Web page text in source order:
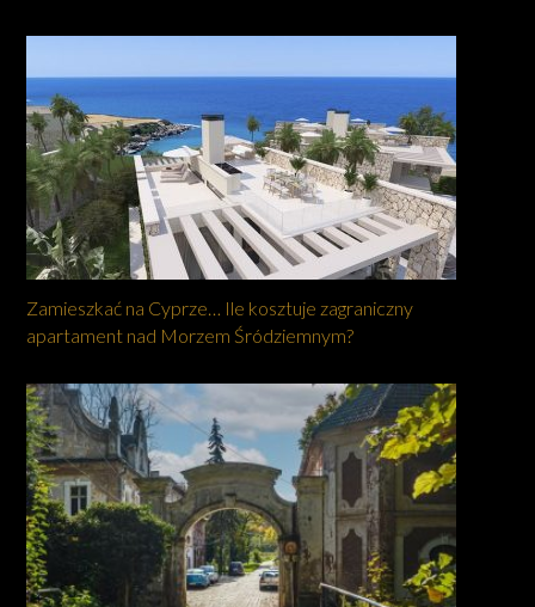
Zamieszkać na Cyprze… Ile kosztuje zagraniczny
apartament nad Morzem Śródziemnym?